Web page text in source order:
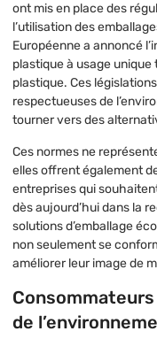
ont mis en place des
l’utilisation des
Européenne a annoncé
plastique à usage
plastique. Ces
respectueuses de
tourner vers des
Ces normes ne
elles offrent également
entreprises qui
dès aujourd’hui dans la
solutions d’emballage
non seulement se
améliorer leur image de
de